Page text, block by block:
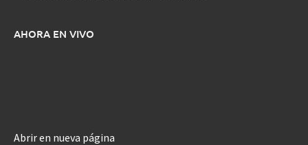
AHORA EN VIVO
Abrir en nueva página